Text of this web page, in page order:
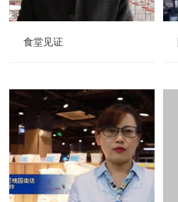
食堂见证